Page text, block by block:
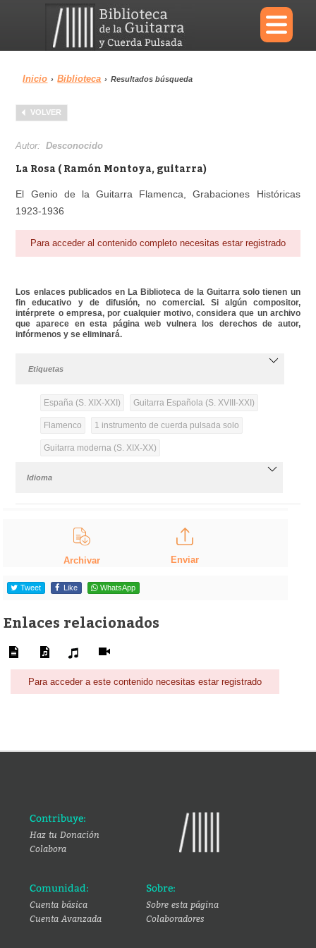
×
Menu
Biblioteca
Área personal
Inicio › Biblioteca › Resultados búsqueda
VOLVER
Autor:Desconocido
La Rosa ( Ramón Montoya, guitarra)
El Genio de la Guitarra Flamenca, Grabaciones Históricas
1923-1936
Para acceder al contenido completo necesitas estar registrado
Los enlaces publicados en La Biblioteca de la Guitarra solo tienen un
fin educativo y de difusión, no comercial. Si algún compositor,
intérprete o empresa, por cualquier motivo, considera que un archivo
que aparece en esta página web vulnera los derechos de autor,
infórmenos y se eliminará.
Etiquetas
España (S. XIX-XXI) Guitarra Española (S. XVIII-XXI)
Flamenco 1 instrumento de cuerda pulsada solo
Guitarra moderna (S. XIX-XX)
Idioma
Archivar Enviar
Tweet Like WhatsApp
Enlaces relacionados
Para acceder a este contenido necesitas estar registrado
Contribuye:
Haz tu Donación
Colabora
Comunidad:
Cuenta básica
Cuenta Avanzada
Sobre:
Sobre esta página
Colaboradores